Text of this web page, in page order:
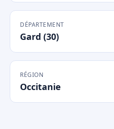
DÉPARTEMENT
Gard (30)
RÉGION
Occitanie